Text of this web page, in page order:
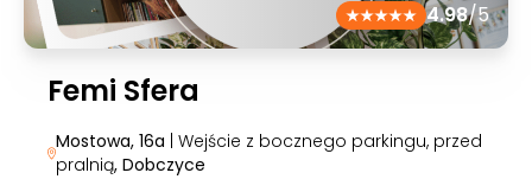
4.98/5
Femi Sfera
Mostowa, 16a | Wejście z bocznego parkingu, przed
pralnią, Dobczyce